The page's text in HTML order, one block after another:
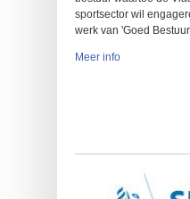
sportsector wil
werk van 'Goed
Meer info